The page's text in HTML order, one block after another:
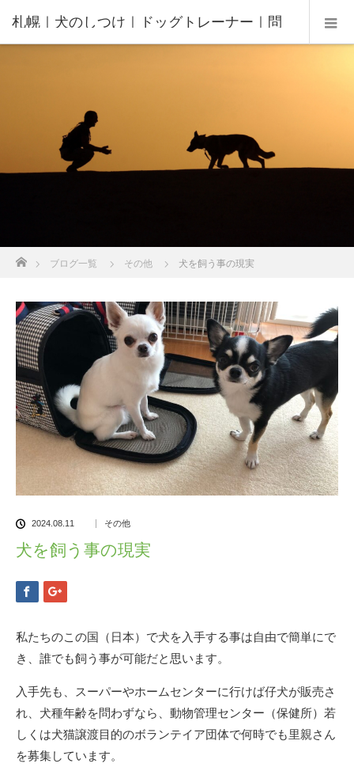
札幌｜犬のしつけ｜ドッグトレーナー｜問
んの家庭教師®️
ブログ一覧 その他 犬を飼う事の現実
2024.08.11 その他
犬を飼う事の現実
私たちのこの国（日本）で犬を入手する事は自由で簡単にで
き、誰でも飼う事が可能だと思います。
入手先も、スーパーやホームセンターに行けば仔犬が販売さ
れ、犬種年齢を問わずなら、動物管理センター（保健所）若
しくは犬猫譲渡目的のボランテイア団体で何時でも里親さん
を募集しています。